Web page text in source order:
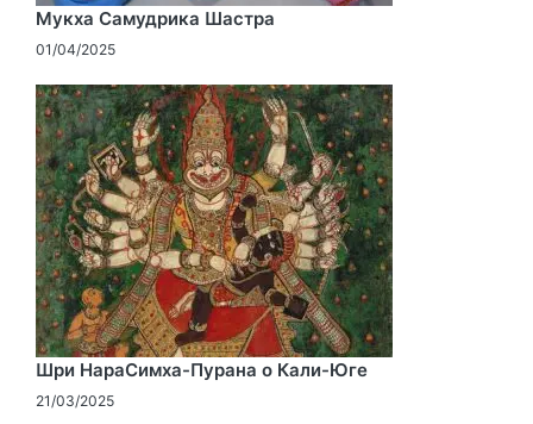
Мукха Самудрика Шастра
01/04/2025
Шри НараСимха-Пурана о Кали-Юге
21/03/2025